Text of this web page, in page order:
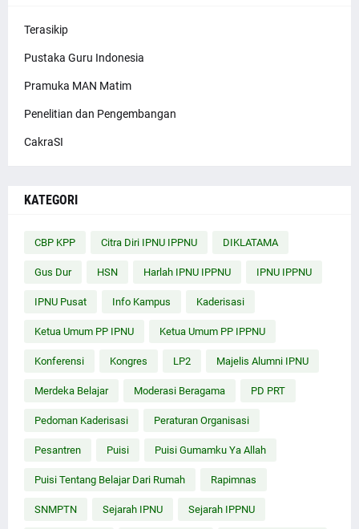
Terasikip
Pustaka Guru Indonesia
Pramuka MAN Matim
Penelitian dan Pengembangan
CakraSI
KATEGORI
CBP KPP Citra Diri IPNU IPPNU DIKLATAMA
Gus Dur HSN Harlah IPNU IPPNU IPNU IPPNU
IPNU Pusat Info Kampus Kaderisasi
Ketua Umum PP IPNU Ketua Umum PP IPPNU
Konferensi Kongres LP2 Majelis Alumni IPNU
Merdeka Belajar Moderasi Beragama PD PRT
Pedoman Kaderisasi Peraturan Organisasi
Pesantren Puisi Puisi Gumamku Ya Allah
Puisi Tentang Belajar Dari Rumah Rapimnas
SNMPTN Sejarah IPNU Sejarah IPPNU